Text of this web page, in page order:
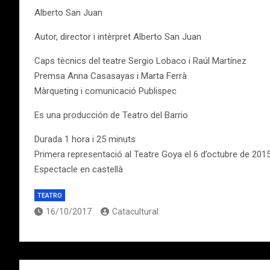
Alberto San Juan
Autor, director i intèrpret Alberto San Juan
Caps tècnics del teatre Sergio Lobaco i Raúl Martínez
Premsa Anna Casasayas i Marta Ferrà
Màrqueting i comunicació Publispec
Es una producción de Teatro del Barrio
Durada 1 hora i 25 minuts
Primera representació al Teatre Goya el 6 d’octubre de
Espectacle en castellà
TEATRO
16/10/2017 Catacultural